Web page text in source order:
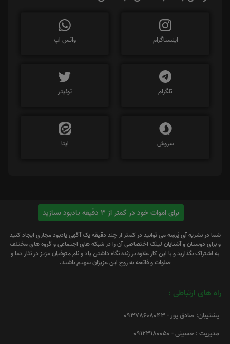
اینستاگرام واتس اپ
تلگرام توئیتر
سروش ایتا
برای اموات خود در کمتر از 3 دقیقه یادبود بسازید
شما در نشریه آی پُرسِه می توانید در کمتر از چند دقیقه یک آگهی یادبود مجازی ایجاد کنید
و برای دوستان و آشنایان لینک اختصاصی آن را در شبکه های اجتماعی و گروه های مختلف
به اشتراک بگذارید و با این کار علاوه بر زنده نگاه داشتن یاد و نام متوفیان عزیز در نثار دعا و
صلوات و فاتحه به روح این عزیزان سهیم باشید.
راه های ارتباطی :
پشتیبان: صادق پور - 09378608043
مدیریت : حسینی - 09123180050